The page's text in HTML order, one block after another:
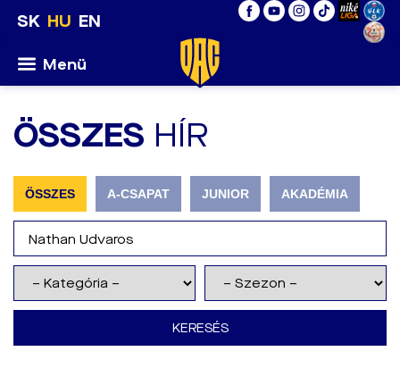
SK HU EN
Menü
ÖSSZES HÍR
ÖSSZES A-CSAPAT JUNIOR AKADÉMIA
KERESÉS